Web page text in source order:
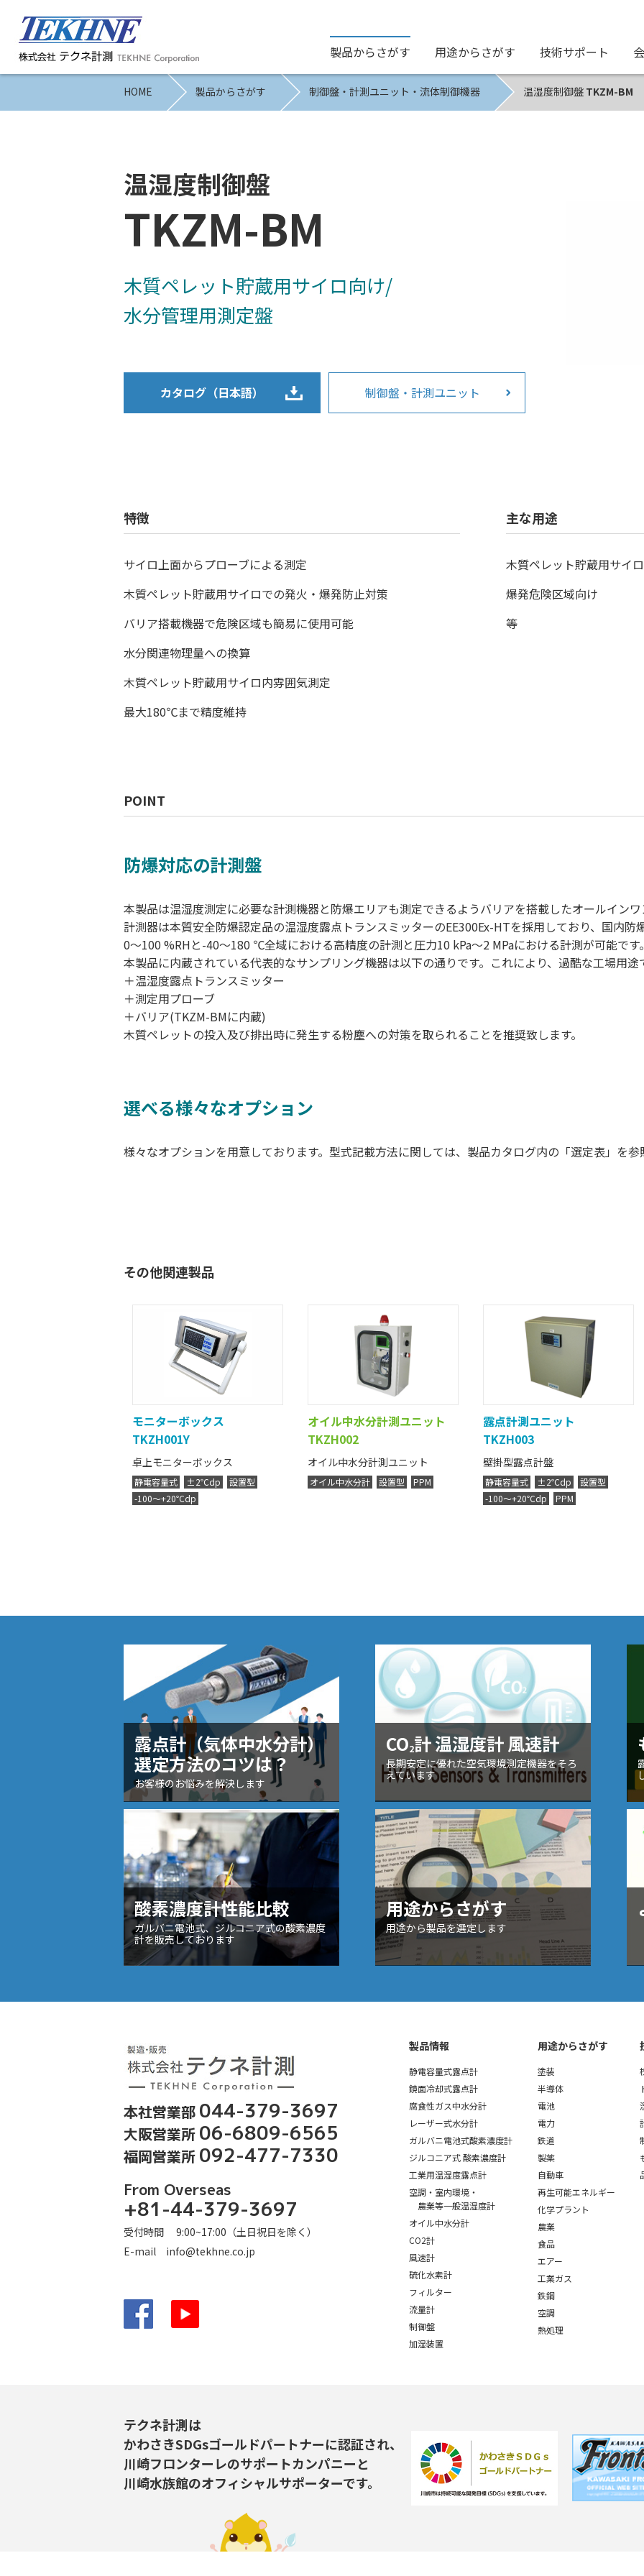
製品からさがす 用途からさがす 技術サポート
HOME 製品からさがす 制御盤・計測ユニット・流体制御機器 温湿度制御盤 TKZM-BM
温湿度制御盤
TKZM-BM
木質ペレット貯蔵用サイロ向け/
水分管理用測定盤
カタログ（日本語） 制御盤・計測ユニット
特徴
サイロ上面からプローブによる測定
木質ペレット貯蔵用サイロでの発火・爆発防止対策
バリア搭載機器で危険区域も簡易に使用可能
水分関連物理量への換算
木質ペレット貯蔵用サイロ内雰囲気測定
最大180℃まで精度維持
主な用途
木質ペレット貯蔵用サイロ
爆発危険区域向け
等
POINT
防爆対応の計測盤
本製品は温湿度測定に必要な計測機器と防爆エリアも測定できるようバリアを搭載したオールインワ
計測器は本質安全防爆認定品の温湿度露点トランスミッターのEE300Ex-HTを採用しており、国内防
0～100 %RHと-40～180 ℃全域における高精度の計測と圧力10 kPa～2 MPaにおける計測が可能です。
本製品に内蔵されている代表的なサンプリング機器は以下の通りです。これにより、過酷な工場用途
＋温湿度露点トランスミッター
＋測定用プローブ
＋バリア(TKZM-BMに内蔵)
木質ペレットの投入及び排出時に発生する粉塵への対策を取られることを推奨致します。
選べる様々なオプション
様々なオプションを用意しております。型式記載方法に関しては、製品カタログ内の「選定表」を参
その他関連製品
モニターボックス
TKZH001Y
卓上モニターボックス
静電容量式 ±2℃dp
設置型
-100～+20℃dp
オイル中水分計測ユニット
TKZH002
オイル中水分計測ユニット
オイル中水分計 設置型 PPM
露点計測ユニット
TKZH003
壁掛型露点計盤
静電容量式 ±2℃dp
設置型
-100～+20℃dp
PPM
露点計（気体中水分計）
選定方法のコツは？
お客様のお悩みを解決します
CO2計 温湿度計 風速計
長期安定に優れた空気環境測定機器をそろ
えています
酸素濃度計性能比較
ガルバニ電池式、ジルコニア式の酸素濃度
計を販売しております
用途からさがす
用途から製品を選定します
露点計、酸素濃度計、温湿度計、水分計｜テクネ計測
本社営業部 044-379-3697
大阪営業所 06-6809-6565
福岡営業所 092-477-7330
From Overseas
+81-44-379-3697
受付時間 9:00~17:00（土日祝日を除く）
E-mail info@tekhne.co.jp
Facebook
製品情報
静電容量式露点計
鏡面冷却式露点計
腐食性ガス中水分計
レーザー式水分計
ガルバニ電池式酸素濃度計
ジルコニア式 酸素濃度計
工業用温湿度露点計
空調・室内環境・
農業等一般温湿度計
オイル中水分計
CO2計
風速計
硫化水素計
フィルター
流量計
制御盤
加湿装置
用途からさがす
塗装
半導体
電池
電力
鉄道
製薬
自動車
再生可能エネルギー
化学プラント
農業
食品
エアー
工業ガス
鉄鋼
空調
熱処理
テクネ計測は
かわさきSDGsゴールドパートナーに認証され、
川崎フロンターレのサポートカンパニーと
川崎水族館のオフィシャルサポーターです。